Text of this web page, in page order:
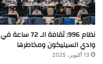
نظام 996: ثقافة الـ 72 ساعة في
وادي السيليكون ومخاطرها
13 أكتوبر، 2025